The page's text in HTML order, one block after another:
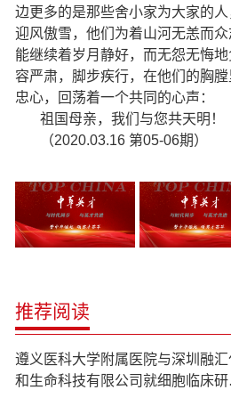
边更多的是那些舍小家为大家的
迎风傲雪，他们为着山河无恙而众
能继续着岁月静好，而无怨无悔
容严肃，脚步疾行，在他们的胸
忠心，回荡着一个共同的心声：
祖国母亲，我们与您共天明！
（2020.03.16 第05-06期）
推荐阅读
遵义医科大学附属医院与深圳融汇
和生命科技有限公司就细胞临床研